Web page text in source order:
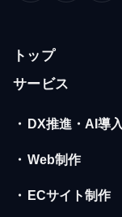
トップ
サービス
・ DX推進・AI導入
・ Web制作
・ ECサイト制作